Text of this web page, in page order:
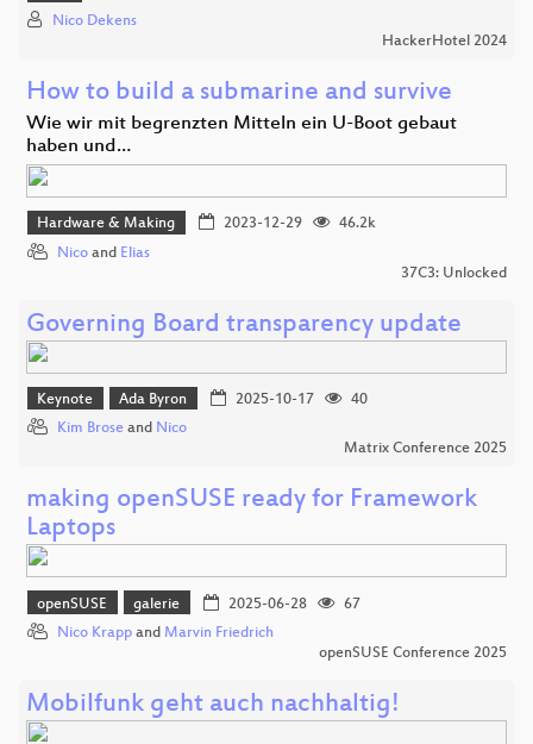
Nico Dekens
HackerHotel 2024
How to build a submarine and survive
Wie wir mit begrenzten Mitteln ein U-Boot gebaut
haben und…
Hardware & Making 2023-12-29
46.2k
Nico and Elias
37C3: Unlocked
Governing Board transparency update
Keynote Ada Byron 2025-10-17
40
Kim Brose and Nico
Matrix Conference 2025
making openSUSE ready for Framework
Laptops
openSUSE galerie 2025-06-28
67
Nico Krapp and Marvin Friedrich
openSUSE Conference 2025
Mobilfunk geht auch nachhaltig!